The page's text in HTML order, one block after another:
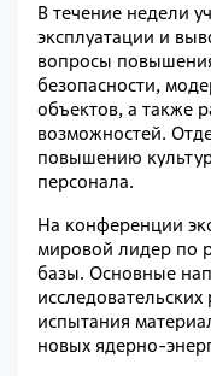
В течение недели
эксплуатации и
вопросы
безопасности,
объектов, а также
возможностей.
повышению
персонала.
На конференции
мировой лидер по
базы. Основные
испытания
новых ядерно-